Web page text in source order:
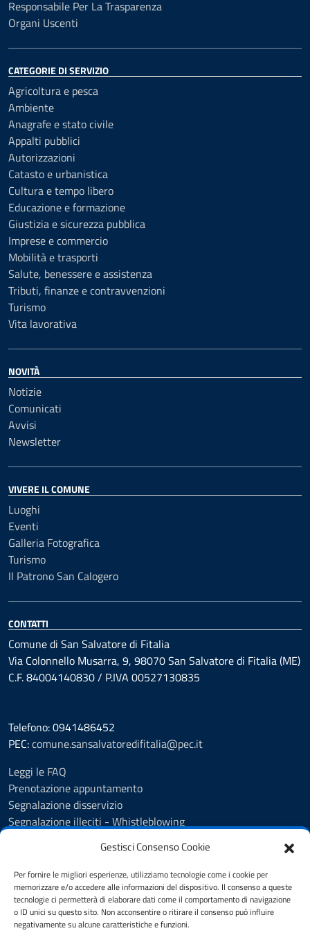
Gestisci Consenso Cookie
Per fornire le migliori esperienze, utilizziamo tecnologie come i cookie per
memorizzare e/o accedere alle informazioni del dispositivo. Il consenso a queste
tecnologie ci permetterà di elaborare dati come il comportamento di navigazione
o ID unici su questo sito. Non acconsentire o ritirare il consenso può influire
negativamente su alcune caratteristiche e funzioni.
Responsabile Per La Trasparenza
Organi Uscenti
CATEGORIE DI SERVIZIO
Agricoltura e pesca
Ambiente
Anagrafe e stato civile
Appalti pubblici
Autorizzazioni
Catasto e urbanistica
Cultura e tempo libero
Educazione e formazione
Giustizia e sicurezza pubblica
Imprese e commercio
Mobilità e trasporti
Salute, benessere e assistenza
Tributi, finanze e contravvenzioni
Turismo
Vita lavorativa
NOVITÀ
Notizie
Comunicati
Avvisi
Newsletter
VIVERE IL COMUNE
Luoghi
Eventi
Galleria Fotografica
Turismo
Il Patrono San Calogero
CONTATTI
Comune di San Salvatore di Fitalia
Via Colonnello Musarra, 9, 98070 San Salvatore di Fitalia (ME)
C.F. 84004140830 / P.IVA 00527130835
Telefono: 0941486452
PEC:comune.sansalvatoredifitalia@pec.it
Leggi le FAQ
Prenotazione appuntamento
Segnalazione disservizio
Segnalazione illeciti - Whistleblowing
Informativa privacy
Cookie policy
Dichiarazione di accessibilità
Note legali